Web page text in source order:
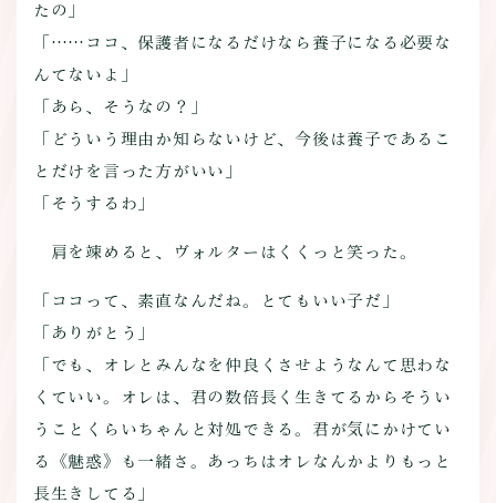
たの」
「……ココ、保護者になるだけなら養子になる必要な
んてないよ」
「あら、そうなの？」
「どういう理由か知らないけど、今後は養子であるこ
とだけを言った方がいい」
「そうするわ」
肩を竦めると、ヴォルターはくくっと笑った。
「ココって、素直なんだね。とてもいい子だ」
「ありがとう」
「でも、オレとみんなを仲良くさせようなんて思わな
くていい。オレは、君の数倍長く生きてるからそうい
うことくらいちゃんと対処できる。君が気にかけてい
る《魅惑》も一緒さ。あっちはオレなんかよりもっと
長生きしてる」